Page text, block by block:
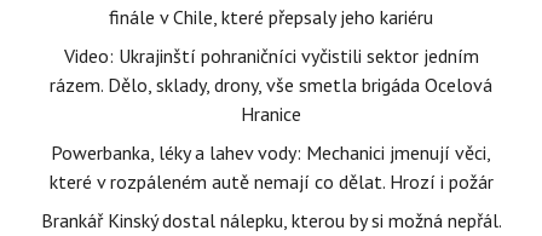
finále v Chile, které přepsaly jeho kariéru
Video: Ukrajinští pohraničníci vyčistili sektor jedním
rázem. Dělo, sklady, drony, vše smetla brigáda Ocelová
Hranice
Powerbanka, léky a lahev vody: Mechanici jmenují věci,
které v rozpáleném autě nemají co dělat. Hrozí i požár
Brankář Kinský dostal nálepku, kterou by si možná nepřál.